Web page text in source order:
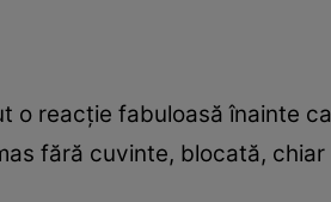
o reacție fabuloasă înainte
fără cuvinte, blocată,